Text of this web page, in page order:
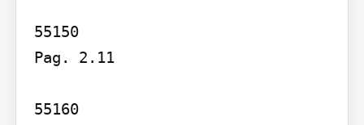
55150
Pag. 2.11
55160